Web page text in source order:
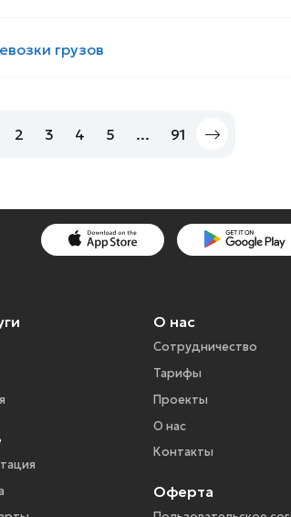
грузов
2 3 4 5 ... 91
О нас
Сотрудничество
Тарифы
Проекты
О нас
Контакты
Оферта